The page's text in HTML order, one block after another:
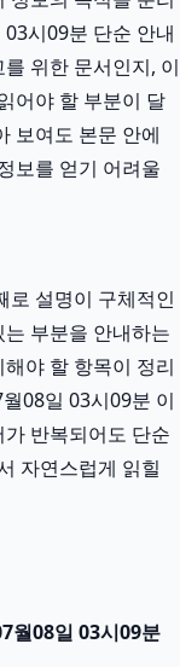
시09분 단순 안내
위한 문서인지, 이
어야 할 부분이 달
보여도 본문 안에
보를 얻기 어려울
로 설명이 구체적인
부분을 안내하는
야 할 항목이 정리
08일 03시09분 이
반복되어도 단순
자연스럽게 읽힐
월08일 03시09분